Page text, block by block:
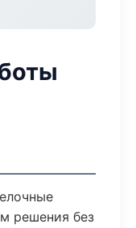
решения без